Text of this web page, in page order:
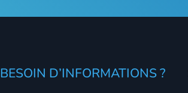
BESOIN D’INFORMATIONS ?